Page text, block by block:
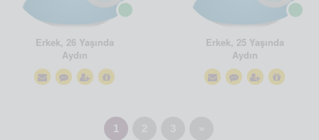
Erkek, 26 Yaşında
Aydın
Erkek, 25 Yaşında
Aydın
1